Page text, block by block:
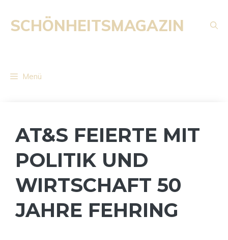
Inhalt
springen
SCHÖNHEITSMAGAZIN
Menü
AT&S FEIERTE MIT
POLITIK UND
WIRTSCHAFT 50
JAHRE FEHRING